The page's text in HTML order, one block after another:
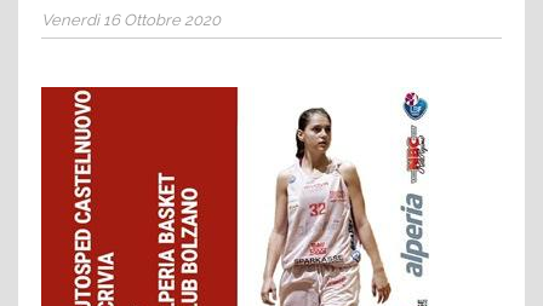
Venerdì 16 Ottobre 2020